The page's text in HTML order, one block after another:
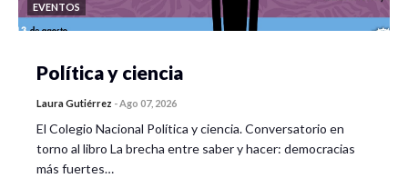
EVENTOS
Política y ciencia
Laura Gutiérrez -Ago 07, 2026
El Colegio Nacional Política y ciencia. Conversatorio en
torno al libro La brecha entre saber y hacer: democracias
más fuertes…